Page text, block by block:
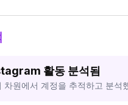
활동 분석됨
차원에서 계정을 추적하고 분석